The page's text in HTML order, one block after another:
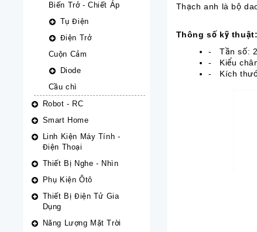
Biến Trở - Chiết Áp
Tụ Điện
Điện Trở
Cuộn Cảm
Diode
Cầu chì
Robot - RC
Smart Home
Linh Kiện Máy Tính -
Điện Thoại
Thiết Bị Nghe - Nhìn
Phụ Kiện Ôtô
Thiết Bị Điện Tử Gia
Dụng
Năng Lượng Mặt Trời
Thạch anh là bộ
Thông số kỹ thuật:
- Tần số:
- Kiểu
- Kích